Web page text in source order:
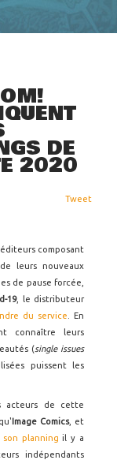
DE
2020
Tweet
composant
leurs nouveaux
de pause forcée,
19, le distributeur
du service . En
connaître leurs
(single issues
puissent les
acteurs de cette
Image Comics, et
son planning il y a
indépendants